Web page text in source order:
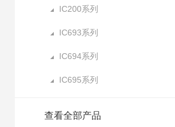
IC200系列
IC693系列
IC694系列
IC695系列
查看全部产品